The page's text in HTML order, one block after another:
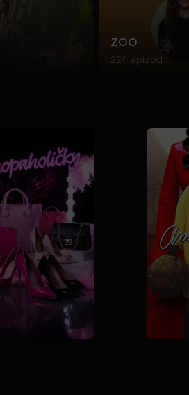
ZOO
224 epizod